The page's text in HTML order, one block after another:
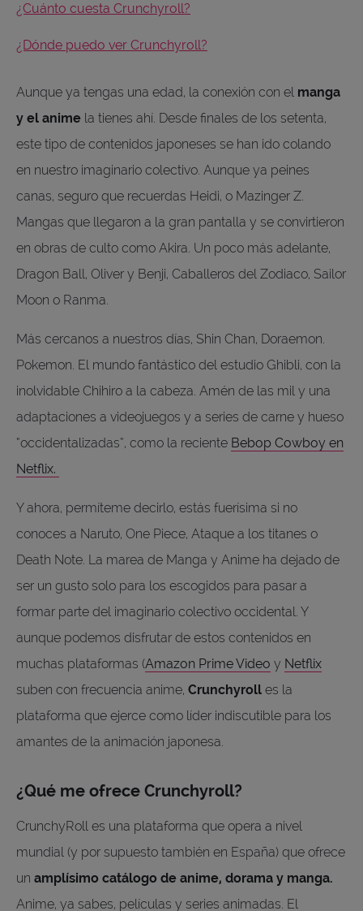
¿Cuánto cuesta Crunchyroll?
¿Dónde puedo ver Crunchyroll?
Aunque ya tengas una edad, la conexión con el manga
y el anime la tienes ahí. Desde finales de los setenta,
este tipo de contenidos japoneses se han ido colando
en nuestro imaginario colectivo. Aunque ya peines
canas, seguro que recuerdas Heidi, o Mazinger Z.
Mangas que llegaron a la gran pantalla y se convirtieron
en obras de culto como Akira. Un poco más adelante,
Dragon Ball, Oliver y Benji, Caballeros del Zodiaco, Sailor
Moon o Ranma.
Más cercanos a nuestros días, Shin Chan, Doraemon.
Pokemon. El mundo fantástico del estudio Ghibli, con la
inolvidable Chihiro a la cabeza. Amén de las mil y una
adaptaciones a videojuegos y a series de carne y hueso
“occidentalizadas”, como la reciente Bebop Cowboy en
Netflix.
Y ahora, permíteme decirlo, estás fuerísima si no
conoces a Naruto, One Piece, Ataque a los titanes o
Death Note. La marea de Manga y Anime ha dejado de
ser un gusto solo para los escogidos para pasar a
formar parte del imaginario colectivo occidental. Y
aunque podemos disfrutar de estos contenidos en
muchas plataformas (Amazon Prime Video y Netflix
suben con frecuencia anime, Crunchyroll es la
plataforma que ejerce como líder indiscutible para los
amantes de la animación japonesa.
¿Qué me ofrece Crunchyroll?
CrunchyRoll es una plataforma que opera a nivel
mundial (y por supuesto también en España) que ofrece
un amplísimo catálogo de anime, dorama y manga.
Anime, ya sabes, películas y series animadas. El